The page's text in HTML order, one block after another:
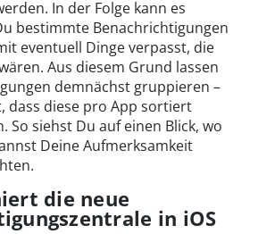
In der Folge kann es
bestimmte Benachrichtigungen
eventuell Dinge verpasst, die
Aus diesem Grund lassen
demnächst gruppieren –
dass diese pro App sortiert
So siehst Du auf einen Blick, wo
Deine Aufmerksamkeit
die neue
in iOS